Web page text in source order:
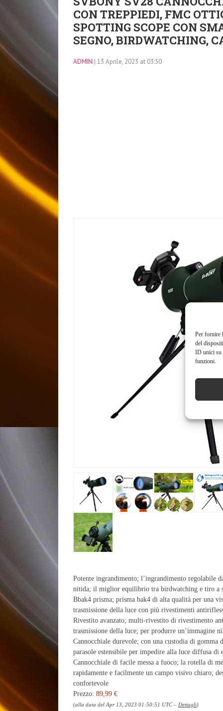
Per fornire
del
ID unici su
funzioni.
CON TREPPIEDI, FMC
SPOTTING SCOPE CON
SEGNO, BIRDWATCHING,
ADMIN | 13 Aprile, 2023 at 03:50
Potente ingrandimento; l’ingrandimento regolabile
nitida; il miglior equilibrio tra birdwatching e tiro a
Bbak4 prisma; prisma bak4 di alta qualità per una
trasmissione della luce con più rivestimenti
Rivestito avanzato; multi-rivestito di rivestimento
trasmissione della luce; per produrre un’immagine
Cannocchiale durevole; con una custodia di
parasole estensibile per impedire alla luce diffusa
Cannocchiale di facile messa a fuoco; la rotella di
rapidamente e facilmente un campo visivo chiaro;
confortevole
Prezzo: 89,99 €
(alla data del Apr 13, 2023 01:50:51 UTC – Dettagli)